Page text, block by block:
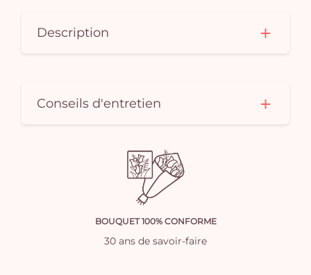
Description
Conseils d'entretien
BOUQUET 100% CONFORME
30 ans de savoir-faire